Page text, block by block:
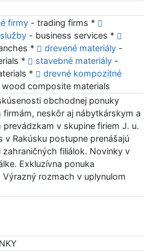
firmy- trading firms *
- business services *
* drevené materiály-
*
stavebné materiály-
*
drevné kompozitné
composite materials
obchodnej ponuky
firmám, neskôr aj nábytkárskym a
prevádzkam v skupine firiem J. u.
v Rakúsku postupne prenášajú
filiálok. Novinky v
Exkluzívna ponuka
Výrazný rozmach v uplynulom